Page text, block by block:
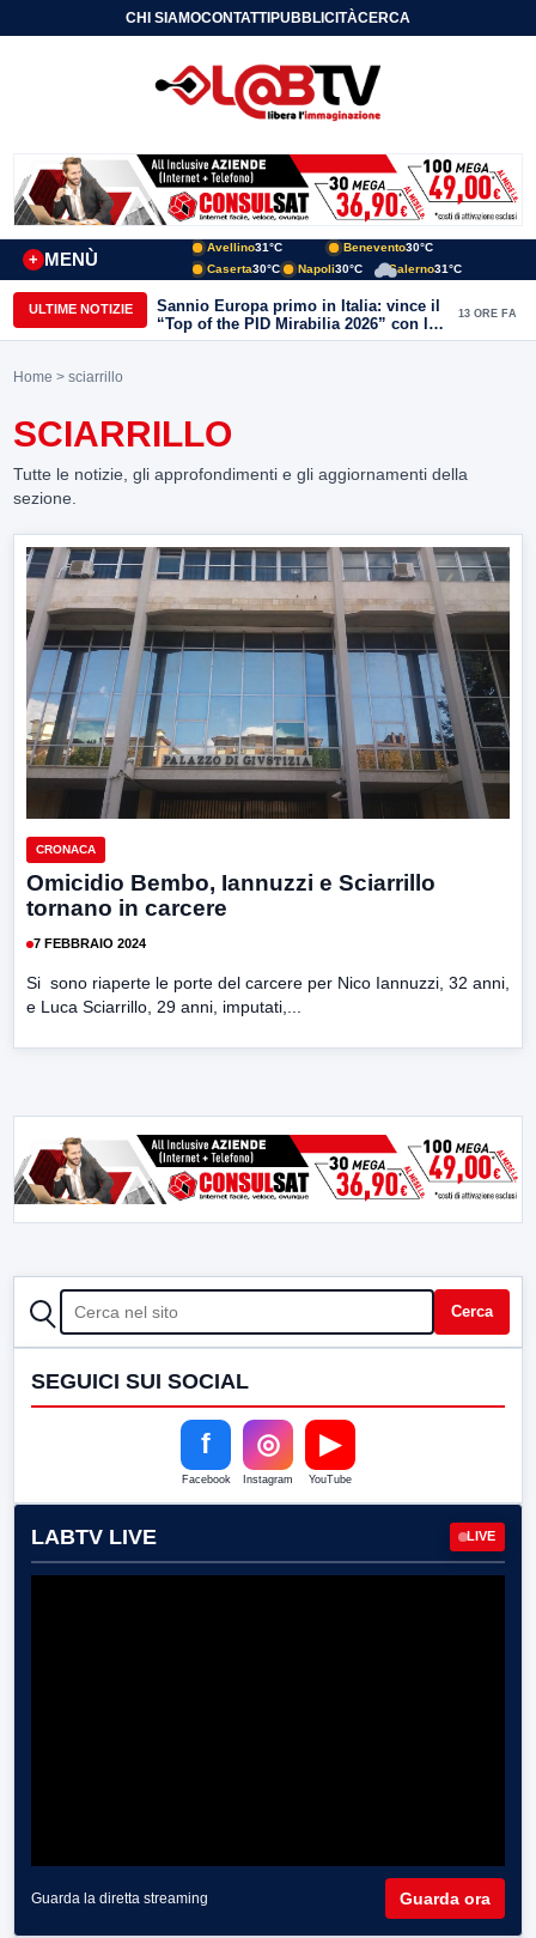
CHI SIAMOCONTATTIPUBBLICITÀCERCA
MENÙ
+
Avellino31°C Benevento30°C
Caserta30°C Napoli30°C Salerno31°C
ULTIME NOTIZIE
Sannio Europa primo in Italia: vince il
“Top of the PID Mirabilia 2026” con la
realtà virtuale nei musei del Sannio
13 ORE FA
Home > sciarrillo
SCIARRILLO
Tutte le notizie, gli approfondimenti e gli aggiornamenti della
sezione.
CRONACA
Omicidio Bembo, Iannuzzi e Sciarrillo
tornano in carcere
7 FEBBRAIO 2024
Si sono riaperte le porte del carcere per Nico Iannuzzi, 32 anni,
e Luca Sciarrillo, 29 anni, imputati,...
CERCA Cerca
SEGUICI SUI SOCIAL
f
Facebook
◎
Instagram
▶
YouTube
LABTV LIVE LIVE
Guarda la diretta streaming Guarda ora